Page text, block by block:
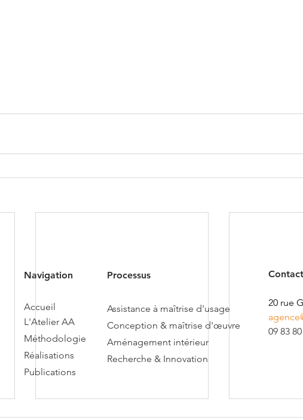
Navigation
Accueil
L'Atelier AA
Méthodologie
Réalisations
Publications
Processus
Assistance à maîtrise d'usage
Conception & maîtrise d'œuvre
Aménagement intérieur
Recherche & Innovation
Contact
​20 rue
09 83